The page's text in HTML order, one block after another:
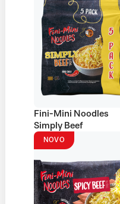
Fini-Mini Noodles
Simply Beef
NOVO